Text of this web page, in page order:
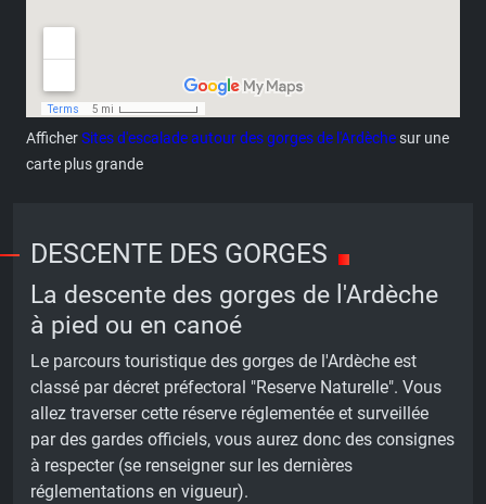
AfficherSites d'escalade autour des gorges de l'Ardèchesur une
carte plus grande
DESCENTE DES GORGES
La descente des gorges de l'Ardèche
à pied ou en canoé
Le parcours touristique des gorges de l'Ardèche est
classé par décret préfectoral "Reserve Naturelle". Vous
allez traverser cette réserve réglementée et surveillée
par des gardes officiels, vous aurez donc des consignes
à respecter (se renseigner sur les dernières
réglementations en vigueur).